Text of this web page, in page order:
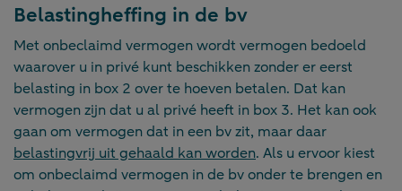
Belastingheffing in de bv
Met onbeclaimd vermogen wordt vermogen bedoeld
waarover u in privé kunt beschikken zonder er eerst
belasting in box 2 over te hoeven betalen. Dat kan
vermogen zijn dat u al privé heeft in box 3. Het kan ook
gaan om vermogen dat in een bv zit, maar daar
belastingvrij uit gehaald kan worden. Als u ervoor kiest
om onbeclaimd vermogen in de bv onder te brengen en